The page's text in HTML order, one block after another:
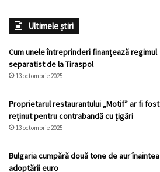
Ultimele știri
Cum unele întreprinderi finanțează regimul
separatist de la Tiraspol
13 octombrie 2025
Proprietarul restaurantului „Motif” ar fi fost
reținut pentru contrabandă cu țigări
13 octombrie 2025
Bulgaria cumpără două tone de aur înaintea
adoptării euro